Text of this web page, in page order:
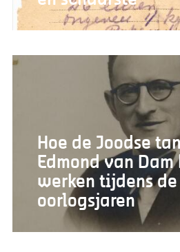
Hoe de Joodse
Edmond van
werken tijdens de
oorlogsjaren